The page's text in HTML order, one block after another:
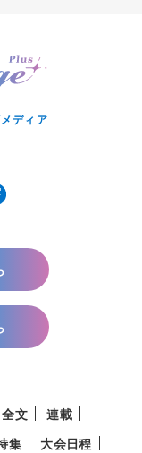
ディア
文
連載
集
大会日程